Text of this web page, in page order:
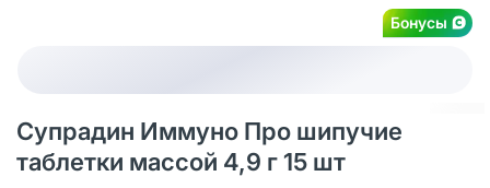
Бонусы
Супрадин Иммуно Про шипучие
таблетки массой 4,9 г 15 шт